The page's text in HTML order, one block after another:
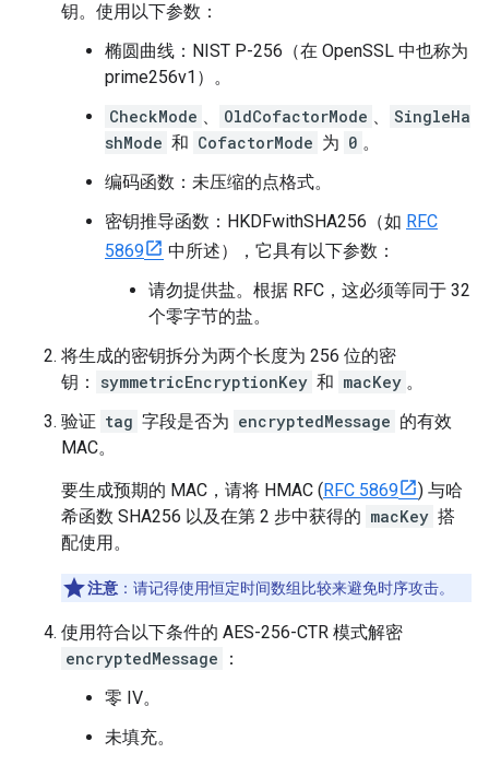
钥。使用以下参数：
椭圆曲线：NIST P-256（在 OpenSSL 中也称为
prime256v1）。
CheckMode 、 OldCofactorMode 、
SingleHa
shMode 和 CofactorMode 为 0 。
编码函数：未压缩的点格式。
密钥推导函数：HKDFwithSHA256（如 RFC
5869
中所述），它具有以下参数：
请勿提供盐。根据 RFC，这必须等同于 32
个零字节的盐。
将生成的密钥拆分为两个长度为 256 位的密
钥：
symmetricEncryptionKey 和 macKey 。
验证 tag 字段是否为 encryptedMessage 的有效
MAC。
要生成预期的 MAC，请将 HMAC (RFC 5869
) 与哈
希函数 SHA256 以及在第 2 步中获得的 macKey 搭
配使用。
注意 ：请记得使用恒定时间数组比较来避免时序攻击。
使用符合以下条件的 AES-256-CTR 模式解密
encryptedMessage
：
零 IV。
未填充。